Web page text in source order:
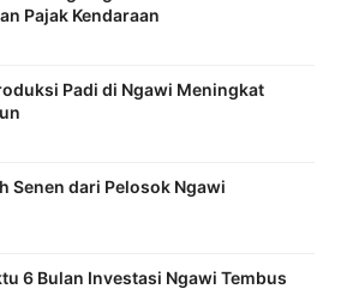
Pajak Kendaraan
Padi di Ngawi Meningkat
Senen dari Pelosok Ngawi
6 Bulan Investasi Ngawi Tembus